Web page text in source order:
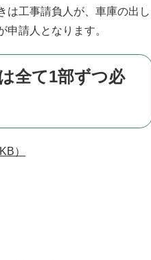
工事請負人が、車庫の出し
請人となります。
全て1部ずつ必
）